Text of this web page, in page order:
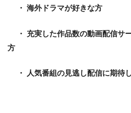
・ 海外ドラマが好きな方
・ 充実した作品数の動画配信サ
方
・ 人気番組の見逃し配信に期待